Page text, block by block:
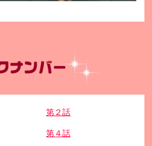
第２話
第４話